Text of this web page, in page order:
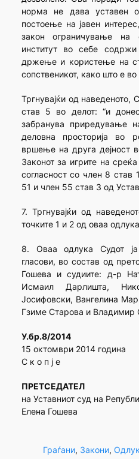
норма не дава уставен
постоење на јавен
закон ограничување на
институт во себе
држење и користење на
сопственикот, како што е во
Тргнувајќи од наведеното,
став 5 во делот: “и
забранува приредување
деловна просторија во
вршење на друга дејност
Законот за игрите на
согласност со член 8 став
51 и член 55 став 3 од
7. Тргнувајќи од
точките 1 и 2 од оваа
8. Оваа одлука Судот
гласови, во состав од
Гошева и судиите: д-р
Исмаил Дарлишта,
Јосифовски, Вангелина
Гзиме Старова и Владимир
У.бр.8/2014
15 октомври 2014 година
С к о п ј е
ПРЕТСЕДАТЕЛ
на Уставниот суд на
Елена Гошева
Граѓани, Закони,